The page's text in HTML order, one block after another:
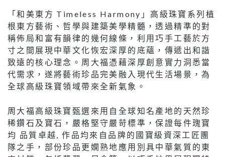
「和美東方 Timeless Harmony」高級珠寶系列植
根東方藝術、哲學與建築美學精髓，透過精準的對
稱佈局和富有韻律的幾何線條，利用巧手工藝於方
寸之間展現中華文化恢宏深厚的底蘊，傳遞出和諧
致遠的核心理念。周大福憑藉深厚創意實力洞悉當
代需求，遂將藝術珍品完美融入現代生活場景，為
全球高級珠寶領域帶來全新氣象。
周大福高級珠寶甄選來用自全球知名產地的天然珍
稀鑽石及寶石，嚴格堅守嚴苛標準，保證每件瑰寶
均 品質卓越, 作品均來自品牌的國寶級資深工匠團
隊之手，部份珍品更嫻熟地應用別具中華氣質的東